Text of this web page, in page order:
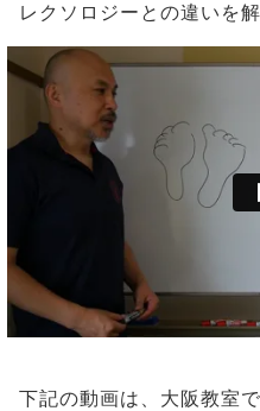
レクソロジーとの違いを
下記の動画は、大阪教室